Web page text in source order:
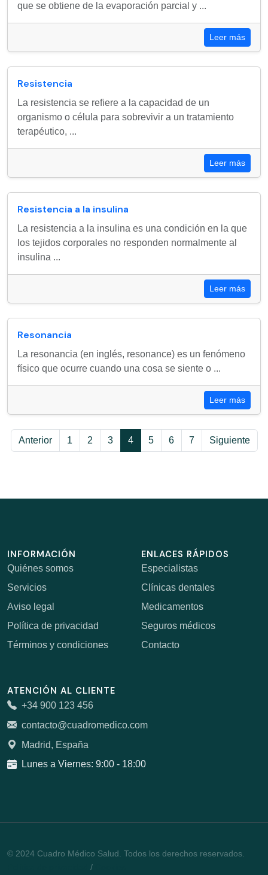
que se obtiene de la evaporación parcial y ...
Leer más
Resistencia
La resistencia se refiere a la capacidad de un
organismo o célula para sobrevivir a un tratamiento
terapéutico, ...
Leer más
Resistencia a la insulina
La resistencia a la insulina es una condición en la que
los tejidos corporales no responden normalmente al
insulina ...
Leer más
Resonancia
La resonancia (en inglés, resonance) es un fenómeno
físico que ocurre cuando una cosa se siente o ...
Leer más
Anterior 1 2 3 4 5 6 7 Siguiente
INFORMACIÓN
Quiénes somos
Servicios
Aviso legal
Política de privacidad
Términos y condiciones
ENLACES RÁPIDOS
Especialistas
Clínicas dentales
Medicamentos
Seguros médicos
Contacto
ATENCIÓN AL CLIENTE
+34 900 123 456
contacto@cuadromedico.com
Madrid, España
Lunes a Viernes: 9:00 - 18:00
© 2024 Cuadro Médico Salud. Todos los derechos reservados.
/